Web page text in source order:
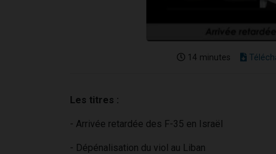
14 minutes
Les titres :
- Arrivée retardée des F-35 en Israël
- Dépénalisation du viol au Liban